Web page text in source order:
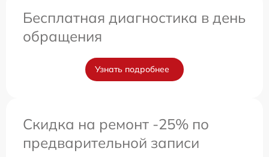
Бесплатная диагностика в день
обращения
Узнать подробнее
Скидка на ремонт -25% по
предварительной записи